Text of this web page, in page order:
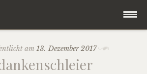
am 13. Dezember 2017